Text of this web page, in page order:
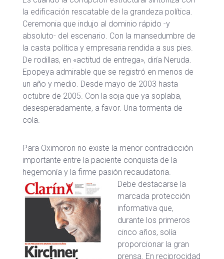
la edificación rescatable de la grandeza política.
Ceremonia que indujo al dominio rápido -y
absoluto- del escenario. Con la mansedumbre de
la casta política y empresaria rendida a sus pies.
De rodillas, en «actitud de entrega», diría Neruda.
Epopeya admirable que se registró en menos de
un año y medio. Desde mayo de 2003 hasta
octubre de 2005. Con la soja que ya soplaba,
desesperadamente, a favor. Una tormenta de
cola.
Para Oximoron no existe la menor contradicción
importante entre la paciente conquista de la
hegemonía y la firme pasión recaudatoria.
Debe destacarse la
marcada protección
informativa que,
durante los primeros
cinco años, solía
proporcionar la gran
prensa. En reciprocidad